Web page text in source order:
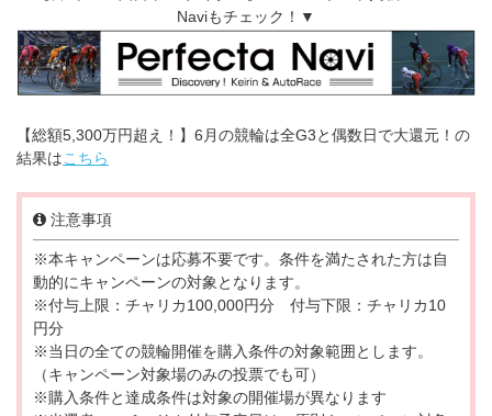
Naviもチェック！▼
【総額5,300万円超え！】6月の競輪は全G3と偶数日で大還元！の
結果はこちら
注意事項
※本キャンペーンは応募不要です。条件を満たされた方は自
動的にキャンペーンの対象となります。
※付与上限：チャリカ100,000円分 付与下限：チャリカ10
円分
※当日の全ての競輪開催を購入条件の対象範囲とします。
（キャンペーン対象場のみの投票でも可）
※購入条件と達成条件は対象の開催場が異なります